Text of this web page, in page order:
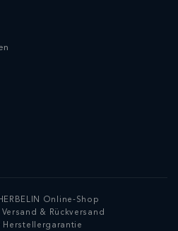
Online-Shop
& Rückversand
Herstellergarantie